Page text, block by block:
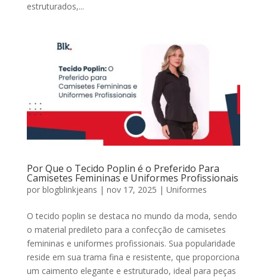
estruturados,...
Por Que o Tecido Poplin é o Preferido Para
Camisetes Femininas e Uniformes Profissionais
por blogblinkjeans | nov 17, 2025 | Uniformes
O tecido poplin se destaca no mundo da moda, sendo
o material predileto para a confecção de camisetes
femininas e uniformes profissionais. Sua popularidade
reside em sua trama fina e resistente, que proporciona
um caimento elegante e estruturado, ideal para peças